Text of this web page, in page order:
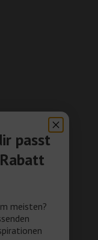
passt
meisten?